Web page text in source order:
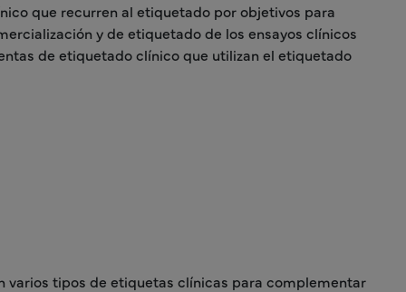
que recurren al etiquetado por objetivos para
y de etiquetado de los ensayos clínicos
de etiquetado clínico que utilizan el etiquetado
varios tipos de etiquetas clínicas para complementar